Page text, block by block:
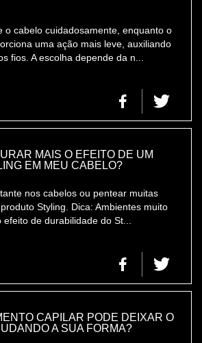
o cabelo cuidadosamente, enquanto o
uma ação mais leve, auxiliando
fios. A escolha depende da n...
MAIS O EFEITO DE UM
EM MEU CABELO?
nos cabelos ou pentear muitas
Styling. Dica: Ambientes muito
efeito de durabilidade do St...
CAPILAR PODE DEIXAR O
A SUA FORMA?